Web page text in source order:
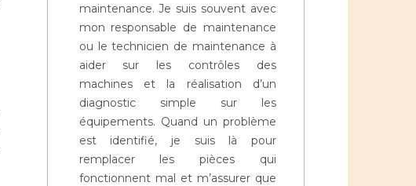
maintenance. Je suis souvent avec
mon responsable de maintenance
ou le technicien de maintenance à
aider sur les contrôles des
machines et la réalisation d’un
diagnostic simple sur les
équipements. Quand un problème
est identifié, je suis là pour
remplacer les pièces qui
fonctionnent mal et m’assurer que